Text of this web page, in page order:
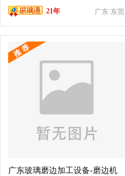
广东 东莞
21年
广东玻璃磨边加工设备-磨边机